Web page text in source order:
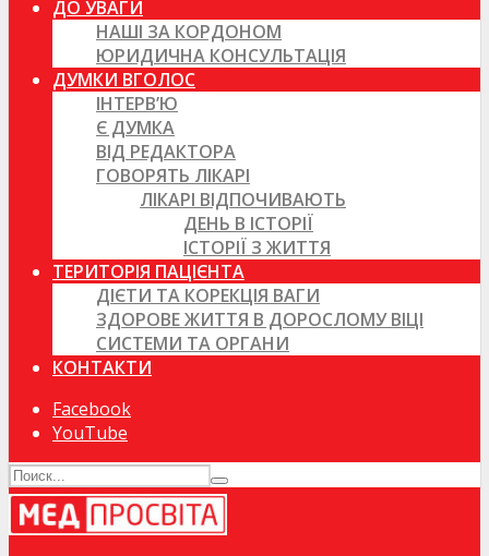
ДО УВАГИ
НАШІ ЗА КОРДОНОМ
ЮРИДИЧНА КОНСУЛЬТАЦІЯ
ДУМКИ ВГОЛОС
ІНТЕРВ’Ю
Є ДУМКА
ВІД РЕДАКТОРА
ГОВОРЯТЬ ЛІКАРІ
ЛІКАРІ ВІДПОЧИВАЮТЬ
ДЕНЬ В ІСТОРІЇ
ІСТОРІЇ З ЖИТТЯ
ТЕРИТОРІЯ ПАЦІЄНТА
ДІЄТИ ТА КОРЕКЦІЯ ВАГИ
ЗДОРОВЕ ЖИТТЯ В ДОРОСЛОМУ ВІЦІ
СИСТЕМИ ТА ОРГАНИ
КОНТАКТИ
Facebook
YouTube